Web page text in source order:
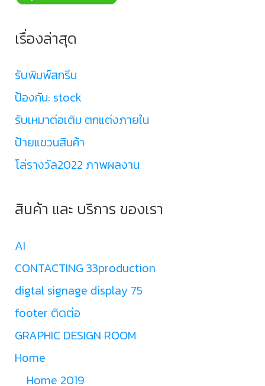
เรื่องล่าสุด
รับพิมพ์สกรีน
ป้องกัน: stock
รับเหมาต่อเติม ตกแต่งภายใน
ป้ายแขวนสินค้า
โล่รางวัล2022 ภาพผลงาน
สินค้า และ บริการ ของเรา
AI
CONTACTING 33production
digtal signage display 75
footer ติดต่อ
GRAPHIC DESIGN ROOM
Home
Home 2019